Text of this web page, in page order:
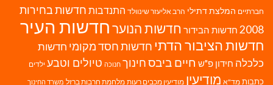
חברתיים המלצת דתילי הרב אליעזר שינוולד התנדבות חדשות בחירות
2008 חדשות הבידור חדשות הנוערחדשות העיר
חדשות הציבור הדתי חדשות חסד מקומי חדשות
כלכלה חידון פ"ש חיים ביבסחינוך חנוכה טיולים וטבע ילדים
כתבות מד"א מודיעין מודיעין מכבים רעות מלחמת חרבות ברזל משרד החינוך